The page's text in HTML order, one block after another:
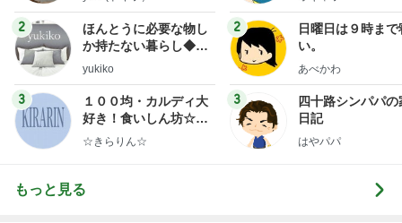
2
ほんとうに必要な物し
か持たない暮らし◆Ke
ep Life Simple◆〜イ
yukiko
3
１００均・カルディ大
好き！食いしん坊☆き
らりん☆のブログ
☆きらりん☆
2
日曜日は９時まで
い。
あべかわ
3
四十路シンパパの
日記
はやパパ
もっと見る